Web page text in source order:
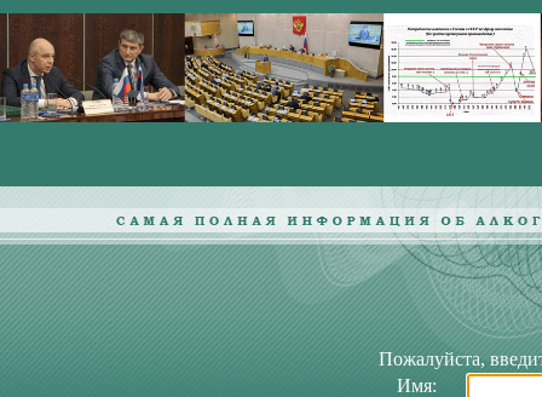
Пожалуйста,
Имя: